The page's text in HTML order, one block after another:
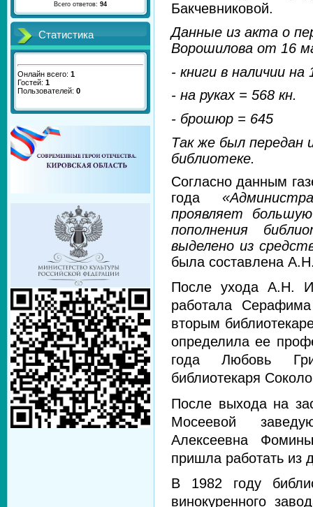
Всего ответов: 94
Статистика
Онлайн всего: 1
Гостей: 1
Пользователей: 0
Бакчевниковой.
Данные из акта о
Ворошилова от 16
- книги в наличии
- на руках = 568 кн.
- брошюр = 645
Так же был передан
библиотеке.
Согласно данным
года
проявляет
пополнения
выделено из
была составлена
После ухода А.Н.
работала
вторым
определила ее
года Любовь
библиотекаря
После выхода на
Мосеевой
Алексеевна
пришла работать из
В 1982 году
винокуренного